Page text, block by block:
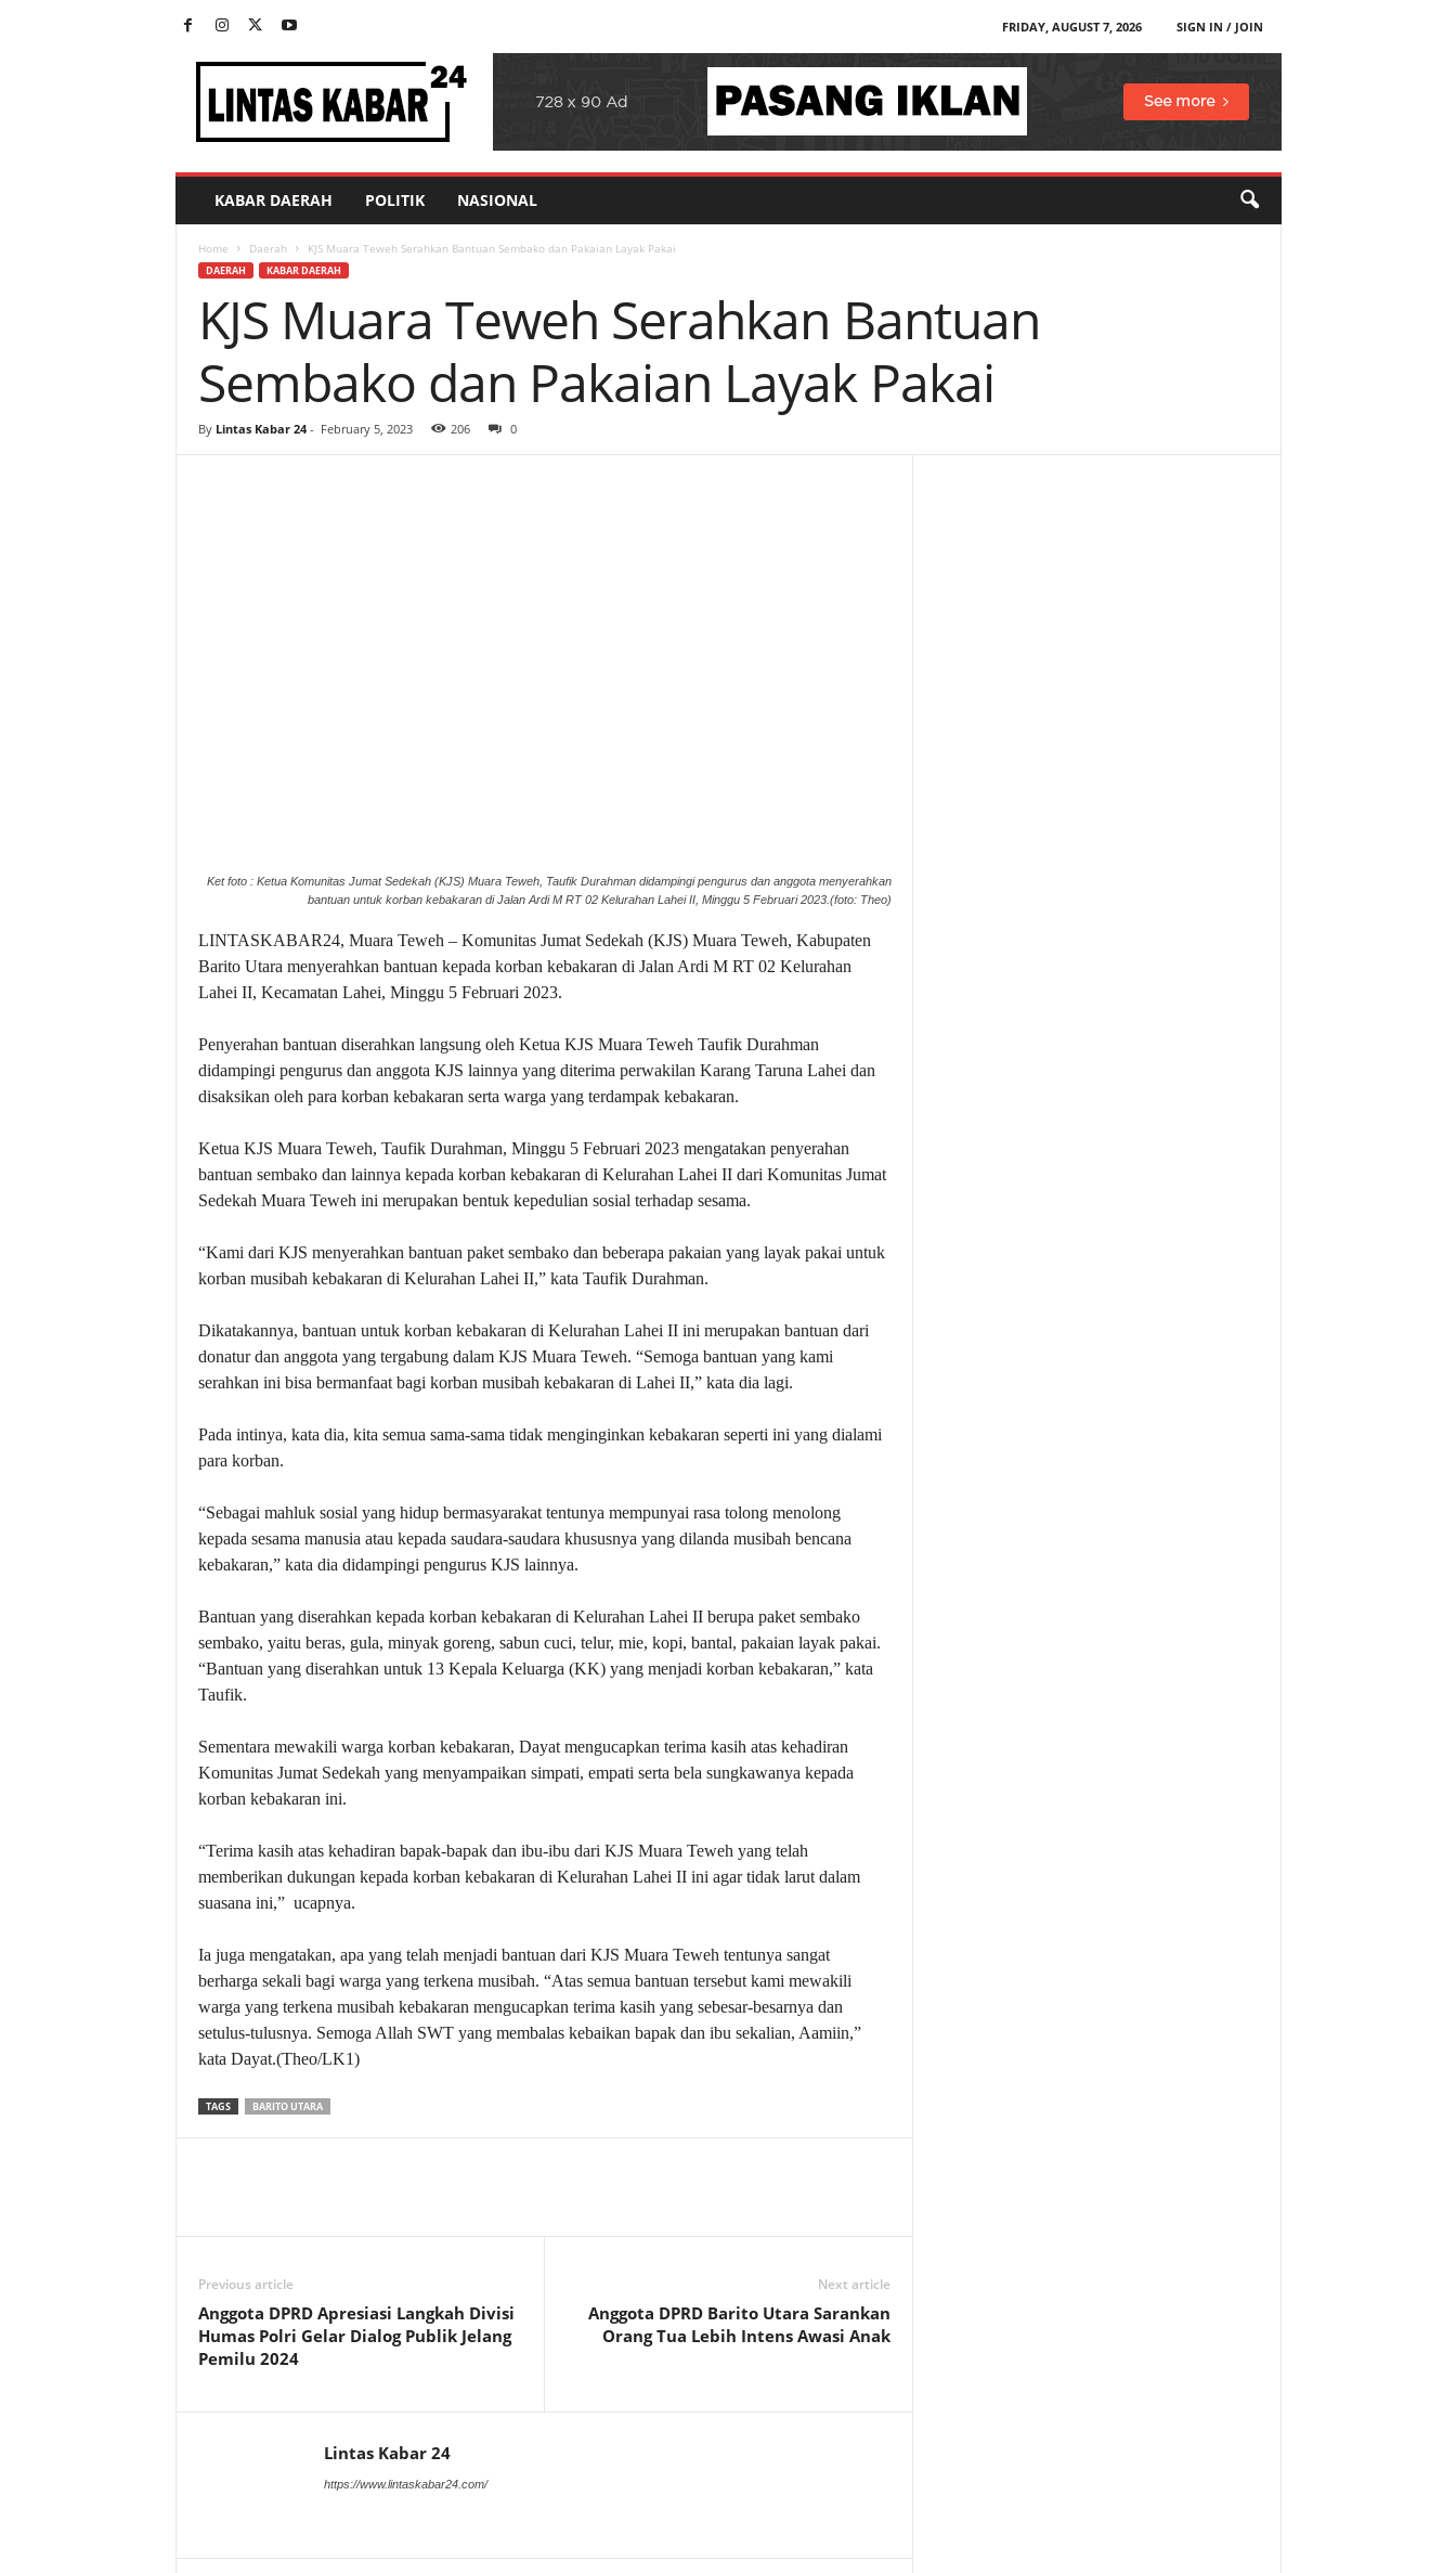
FRIDAY, AUGUST 7, 2026
SIGN IN / JOIN
KABAR DAERAH POLITIK NASIONAL
Home Daerah KJS Muara Teweh Serahkan Bantuan Sembako dan Pakaian Layak Pakai
DAERAH KABAR DAERAH
KJS Muara Teweh Serahkan Bantuan
Sembako dan Pakaian Layak Pakai
By Lintas Kabar 24- February 5, 2023 206 0
Ket foto : Ketua Komunitas Jumat Sedekah (KJS) Muara Teweh, Taufik Durahman didampingi pengurus dan anggota menyerahkan
bantuan untuk korban kebakaran di Jalan Ardi M RT 02 Kelurahan Lahei II, Minggu 5 Februari 2023.(foto: Theo)
LINTASKABAR24, Muara Teweh – Komunitas Jumat Sedekah (KJS) Muara Teweh, Kabupaten
Barito Utara menyerahkan bantuan kepada korban kebakaran di Jalan Ardi M RT 02 Kelurahan
Lahei II, Kecamatan Lahei, Minggu 5 Februari 2023.
Penyerahan bantuan diserahkan langsung oleh Ketua KJS Muara Teweh Taufik Durahman
didampingi pengurus dan anggota KJS lainnya yang diterima perwakilan Karang Taruna Lahei dan
disaksikan oleh para korban kebakaran serta warga yang terdampak kebakaran.
Ketua KJS Muara Teweh, Taufik Durahman, Minggu 5 Februari 2023 mengatakan penyerahan
bantuan sembako dan lainnya kepada korban kebakaran di Kelurahan Lahei II dari Komunitas Jumat
Sedekah Muara Teweh ini merupakan bentuk kepedulian sosial terhadap sesama.
“Kami dari KJS menyerahkan bantuan paket sembako dan beberapa pakaian yang layak pakai untuk
korban musibah kebakaran di Kelurahan Lahei II,” kata Taufik Durahman.
Dikatakannya, bantuan untuk korban kebakaran di Kelurahan Lahei II ini merupakan bantuan dari
donatur dan anggota yang tergabung dalam KJS Muara Teweh. “Semoga bantuan yang kami
serahkan ini bisa bermanfaat bagi korban musibah kebakaran di Lahei II,” kata dia lagi.
Pada intinya, kata dia, kita semua sama-sama tidak menginginkan kebakaran seperti ini yang dialami
para korban.
“Sebagai mahluk sosial yang hidup bermasyarakat tentunya mempunyai rasa tolong menolong
kepada sesama manusia atau kepada saudara-saudara khususnya yang dilanda musibah bencana
kebakaran,” kata dia didampingi pengurus KJS lainnya.
Bantuan yang diserahkan kepada korban kebakaran di Kelurahan Lahei II berupa paket sembako
sembako, yaitu beras, gula, minyak goreng, sabun cuci, telur, mie, kopi, bantal, pakaian layak pakai.
“Bantuan yang diserahkan untuk 13 Kepala Keluarga (KK) yang menjadi korban kebakaran,” kata
Taufik.
Sementara mewakili warga korban kebakaran, Dayat mengucapkan terima kasih atas kehadiran
Komunitas Jumat Sedekah yang menyampaikan simpati, empati serta bela sungkawanya kepada
korban kebakaran ini.
“Terima kasih atas kehadiran bapak-bapak dan ibu-ibu dari KJS Muara Teweh yang telah
memberikan dukungan kepada korban kebakaran di Kelurahan Lahei II ini agar tidak larut dalam
suasana ini,” ucapnya.
Ia juga mengatakan, apa yang telah menjadi bantuan dari KJS Muara Teweh tentunya sangat
berharga sekali bagi warga yang terkena musibah. “Atas semua bantuan tersebut kami mewakili
warga yang terkena musibah kebakaran mengucapkan terima kasih yang sebesar-besarnya dan
setulus-tulusnya. Semoga Allah SWT yang membalas kebaikan bapak dan ibu sekalian, Aamiin,”
kata Dayat.(Theo/LK1)
TAGS BARITO UTARA
Previous article
Anggota DPRD Apresiasi Langkah Divisi
Humas Polri Gelar Dialog Publik Jelang
Pemilu 2024
Next article
Anggota DPRD Barito Utara Sarankan
Orang Tua Lebih Intens Awasi Anak
Lintas Kabar 24
https://www.lintaskabar24.com/